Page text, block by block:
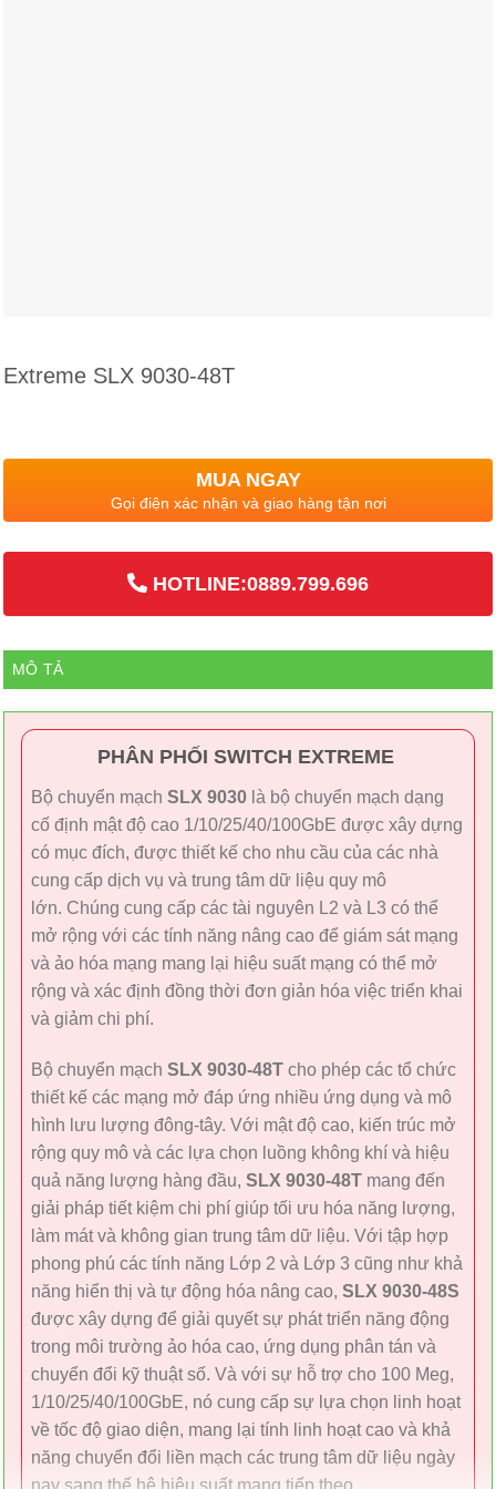
Extreme SLX 9030-48T
MUA NGAY
Gọi điện xác nhận và giao hàng tận nơi
HOTLINE:0889.799.696
MÔ TẢ
PHÂN PHỐI SWITCH EXTREME
Bộ chuyển mạch SLX 9030 là bộ chuyển mạch dạng
cố định mật độ cao 1/10/25/40/100GbE được xây dựng
có mục đích, được thiết kế cho nhu cầu của các nhà
cung cấp dịch vụ và trung tâm dữ liệu quy mô
lớn. Chúng cung cấp các tài nguyên L2 và L3 có thể
mở rộng với các tính năng nâng cao để giám sát mạng
và ảo hóa mạng mang lại hiệu suất mạng có thể mở
rộng và xác định đồng thời đơn giản hóa việc triển khai
và giảm chi phí.
Bộ chuyển mạch SLX 9030-48T cho phép các tổ chức
thiết kế các mạng mở đáp ứng nhiều ứng dụng và mô
hình lưu lượng đông-tây. Với mật độ cao, kiến ​​trúc mở
rộng quy mô và các lựa chọn luồng không khí và hiệu
quả năng lượng hàng đầu, SLX 9030-48T mang đến
giải pháp tiết kiệm chi phí giúp tối ưu hóa năng lượng,
làm mát và không gian trung tâm dữ liệu. Với tập hợp
phong phú các tính năng Lớp 2 và Lớp 3 cũng như khả
năng hiển thị và tự động hóa nâng cao, SLX 9030-48S
được xây dựng để giải quyết sự phát triển năng động
trong môi trường ảo hóa cao, ứng dụng phân tán và
chuyển đổi kỹ thuật số. Và với sự hỗ trợ cho 100 Meg,
1/10/25/40/100GbE, nó cung cấp sự lựa chọn linh hoạt
về tốc độ giao diện, mang lại tính linh hoạt cao và khả
năng chuyển đổi liền mạch các trung tâm dữ liệu ngày
nay sang thế hệ hiệu suất mạng tiếp theo.